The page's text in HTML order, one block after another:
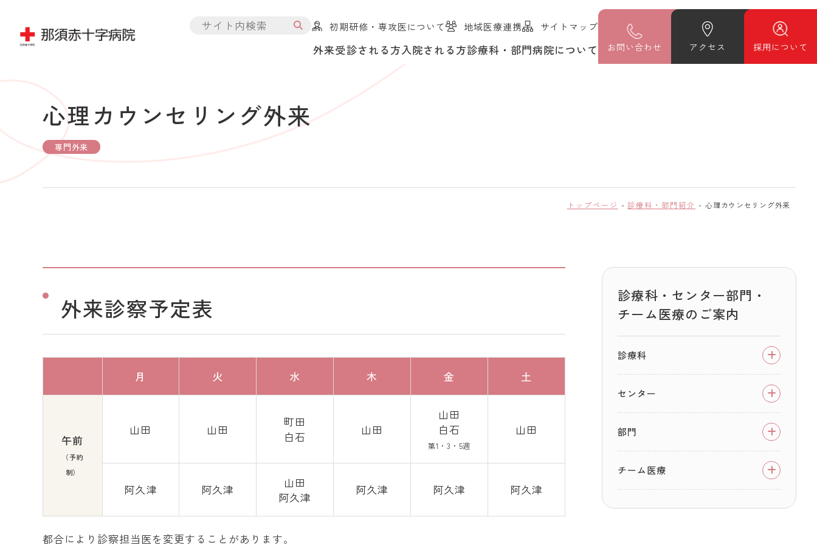
初期研修・専攻医について 地域医療連携 サイトマップ
外来受診される方入院される方診療科・部門病院について お問い合わせ アクセス 採用について
心理カウンセリング外来
専門外来
トップページ 診療科・部門紹介 心理カウンセリング外来
外来診察予定表
月 火 水 木 金 土
午前
（予約
制）
山田 山田
町田
白石
山田
山田
白石
第1・3・5週
山田
阿久津 阿久津
山田
阿久津
阿久津 阿久津 阿久津
都合により診察担当医を変更することがあります。
診療科・センター部門・
チーム医療のご案内
診療科
センター
部門
チーム医療